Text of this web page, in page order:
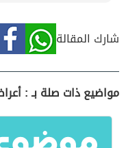
شارك المقالة
مواضيع ذات صلة بـ :